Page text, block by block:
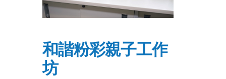
專業知識
成果效益和諧粉彩親子工作
坊